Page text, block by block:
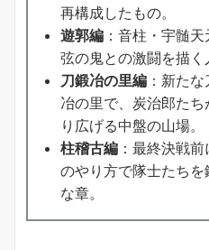
再構成したもの。
遊郭編 ：音柱・宇髄
弦の鬼との激闘を描く
刀鍛冶の里編 ：新た
冶の里で、炭治郎た
り広げる中盤の山場。
柱稽古編 ：最終決戦
のやり方で隊士たちを
な章。